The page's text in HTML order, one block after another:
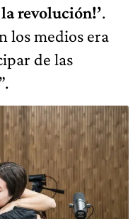
la revolución!’.
los medios era
de las